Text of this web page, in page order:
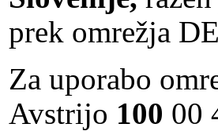
prek omrežja
Za uporabo
Avstrijo 100 00